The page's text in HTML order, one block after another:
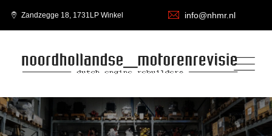
Zandzegge 18, 1731LP Winkel info@nhmr.nl